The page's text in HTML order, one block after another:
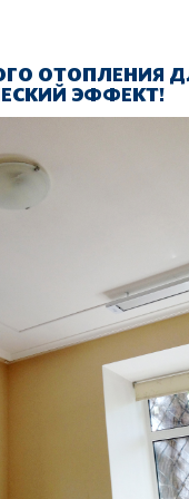
ОТОПЛЕНИЯ
ЭФФЕКТ!